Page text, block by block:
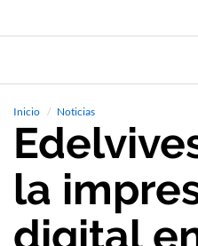
Inicio Noticias
la
digital